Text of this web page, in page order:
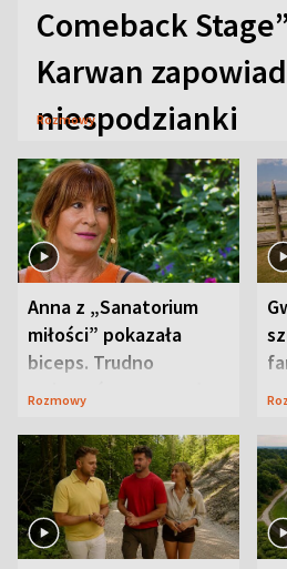
Comeback
Karwan
niespodzianki
Rozmowy
Anna z „Sanatorium
miłości” pokazała
biceps. Trudno
uwierzyć, co przeszła
Rozmowy